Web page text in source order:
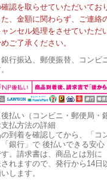
確認を取らせていただいてお
た、金額に関わらず、ご連絡
ャンセル処理をさせていただ
ご了承ください。
銀行振込、郵便振替、コンビ
後払い（コンビニ・郵便局・
払方法の詳細
到着を確認してから、「コ
「銀行」で 後払いできる安
。請求書は、商品とは別に
れますので、発行から14日
します。